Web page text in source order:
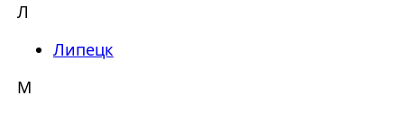
Л
Липецк
М